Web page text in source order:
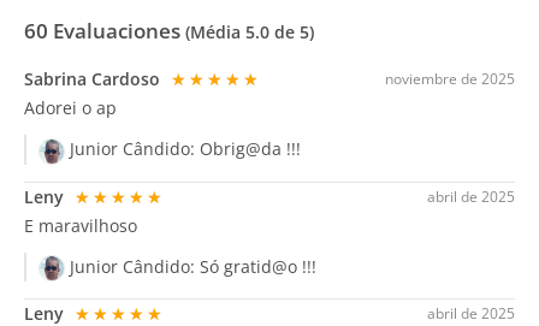
60 Evaluaciones (Média 5.0 de 5)
noviembre de 2025
Sabrina Cardoso ★★★★★
Adorei o ap
Junior Cândido: Obrig@da !!!
abril de 2025
Leny ★★★★★
E maravilhoso
Junior Cândido: Só gratid@o !!!
abril de 2025
Leny ★★★★★